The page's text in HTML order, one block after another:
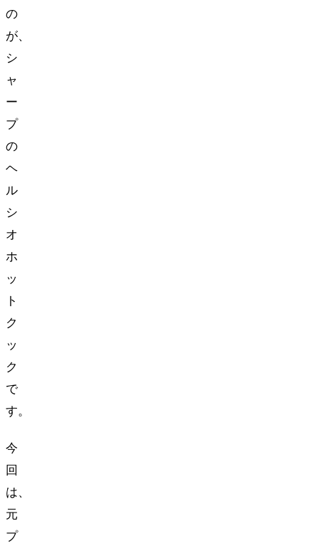
の
が、
シ
ャ
ー
プ
の
ヘ
ル
シ
オ
ホ
ッ
ト
ク
ッ
ク
で
す。
今
回
は、
元
プ